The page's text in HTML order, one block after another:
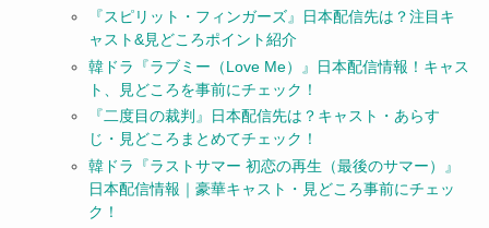
『スピリット・フィンガーズ』日本配信先は？注目キ
ャスト&見どころポイント紹介
韓ドラ『ラブミー（Love Me）』日本配信情報！キャス
ト、見どころを事前にチェック！
『二度目の裁判』日本配信先は？キャスト・あらす
じ・見どころまとめてチェック！
韓ドラ『ラストサマー 初恋の再生（最後のサマー）』
日本配信情報｜豪華キャスト・見どころ事前にチェッ
ク！